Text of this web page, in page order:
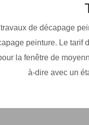
de décapage
peinture. Le tarif
la fenêtre de
à-dire avec un